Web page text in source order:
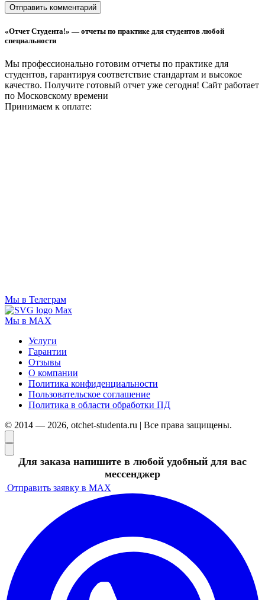
«Отчет Студента!» — отчеты по практике для студентов любой
специальности
Мы профессионально готовим отчеты по практике для
студентов, гарантируя соответствие стандартам и высокое
качество. Получите готовый отчет уже сегодня! Сайт работает
по Московскому времени
Принимаем к оплате:
Мы в Телеграм
Мы в MAX
Услуги
Гарантии
Отзывы
О компании
Политика конфиденциальности
Пользовательское соглашение
Политика в области обработки ПД
© 2014 — 2026, otchet-studenta.ru | Все права защищены.
Для заказа напишите в любой удобный для вас
мессенджер
Отправить заявку в MAX